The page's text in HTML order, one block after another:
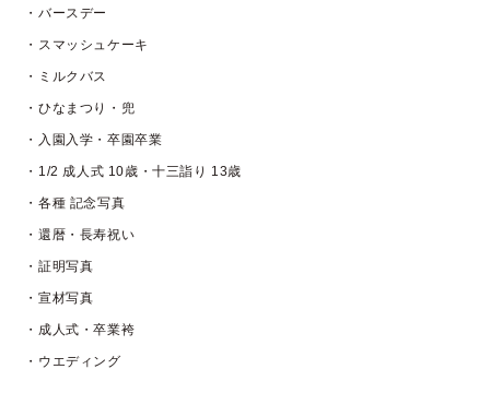
・バースデー
・スマッシュケーキ
・ミルクバス
・ひなまつり・兜
・入園入学・卒園卒業
・1/2 成人式 10歳・十三詣り 13歳
・各種 記念写真
・還暦・長寿祝い
・証明写真
・宣材写真
・成人式・卒業袴
・ウエディング